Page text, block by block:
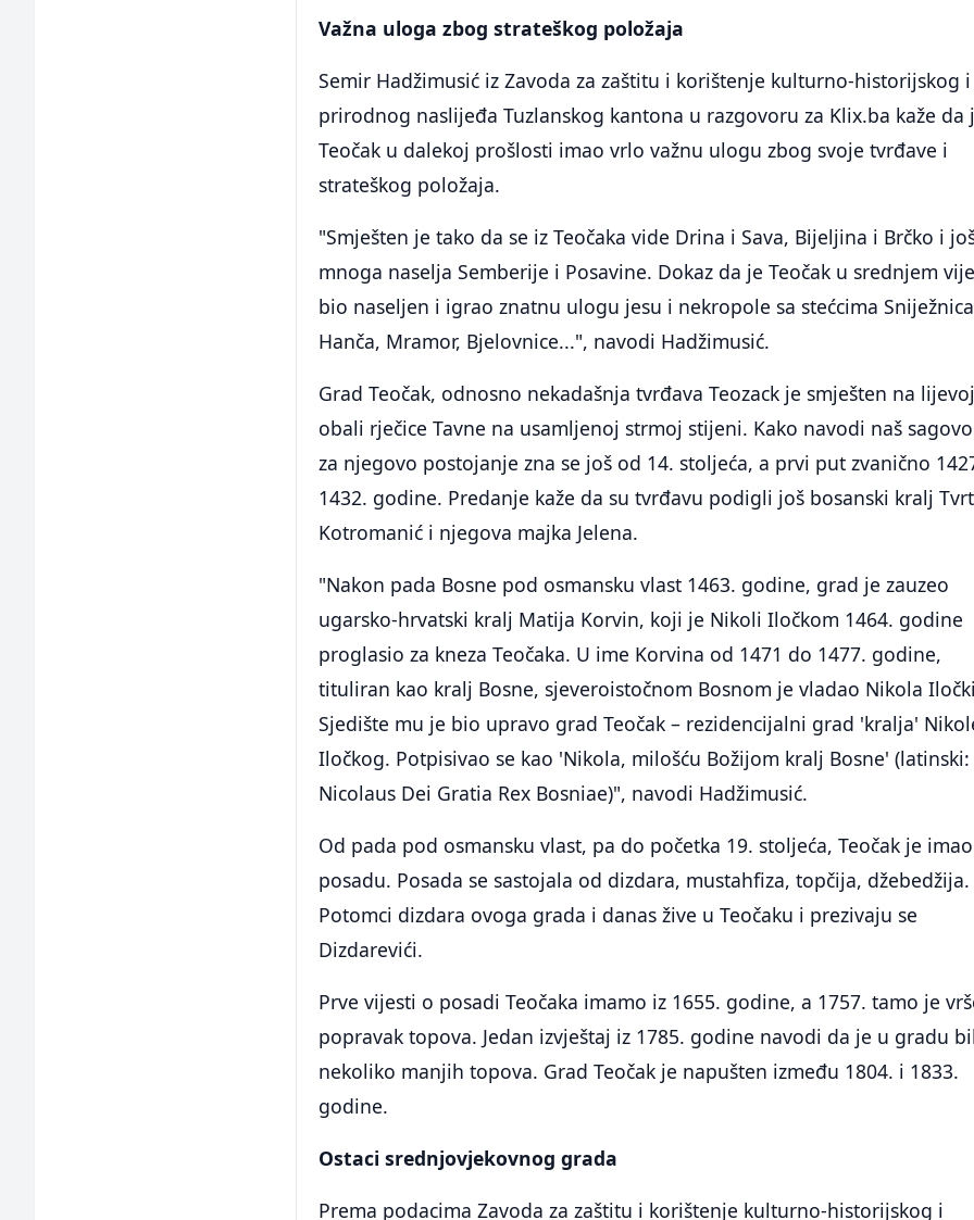
Važna uloga zbog strateškog položaja
Semir Hadžimusić iz Zavoda za zaštitu i korištenje kulturno-historijskog i
prirodnog naslijeđa Tuzlanskog kantona u razgovoru za Klix.ba kaže da
Teočak u dalekoj prošlosti imao vrlo važnu ulogu zbog svoje tvrđave i
strateškog položaja.
"Smješten je tako da se iz Teočaka vide Drina i Sava, Bijeljina i Brčko i
mnoga naselja Semberije i Posavine. Dokaz da je Teočak u srednjem
bio naseljen i igrao znatnu ulogu jesu i nekropole sa stećcima
Hanča, Mramor, Bjelovnice...", navodi Hadžimusić.
Grad Teočak, odnosno nekadašnja tvrđava Teozack je smješten na lijevoj
obali rječice Tavne na usamljenoj strmoj stijeni. Kako navodi naš
za njegovo postojanje zna se još od 14. stoljeća, a prvi put zvanično
1432. godine. Predanje kaže da su tvrđavu podigli još bosanski kralj
Kotromanić i njegova majka Jelena.
"Nakon pada Bosne pod osmansku vlast 1463. godine, grad je zauzeo
ugarsko-hrvatski kralj Matija Korvin, koji je Nikoli Iločkom 1464. godine
proglasio za kneza Teočaka. U ime Korvina od 1471 do 1477. godine,
tituliran kao kralj Bosne, sjeveroistočnom Bosnom je vladao Nikola
Sjedište mu je bio upravo grad Teočak – rezidencijalni grad 'kralja'
Iločkog. Potpisivao se kao 'Nikola, milošću Božijom kralj Bosne' (latinski:
Nicolaus Dei Gratia Rex Bosniae)", navodi Hadžimusić.
Od pada pod osmansku vlast, pa do početka 19. stoljeća, Teočak je imao
posadu. Posada se sastojala od dizdara, mustahfiza, topčija, džebedžija.
Potomci dizdara ovoga grada i danas žive u Teočaku i prezivaju se
Dizdarevići.
Prve vijesti o posadi Teočaka imamo iz 1655. godine, a 1757. tamo je
popravak topova. Jedan izvještaj iz 1785. godine navodi da je u gradu
nekoliko manjih topova. Grad Teočak je napušten između 1804. i 1833.
godine.
Ostaci srednjovjekovnog grada
Prema podacima Zavoda za zaštitu i korištenje kulturno-historijskog i